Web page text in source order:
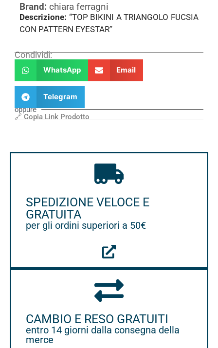
Brand: chiara ferragni
Descrizione: “TOP BIKINI A TRIANGOLO FUCSIA
CON PATTERN EYESTAR”
Condividi:
WhatsApp Email
Telegram
oppure
🔗 Copia Link Prodotto
SPEDIZIONE VELOCE E
GRATUITA
per gli ordini superiori a 50€
CAMBIO E RESO GRATUITI
entro 14 giorni dalla consegna della
merce